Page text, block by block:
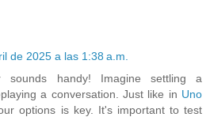
de 2025 a las 1:38 a.m.
sounds handy! Imagine settling a
a conversation. Just like in Uno
options is key. It's important to test